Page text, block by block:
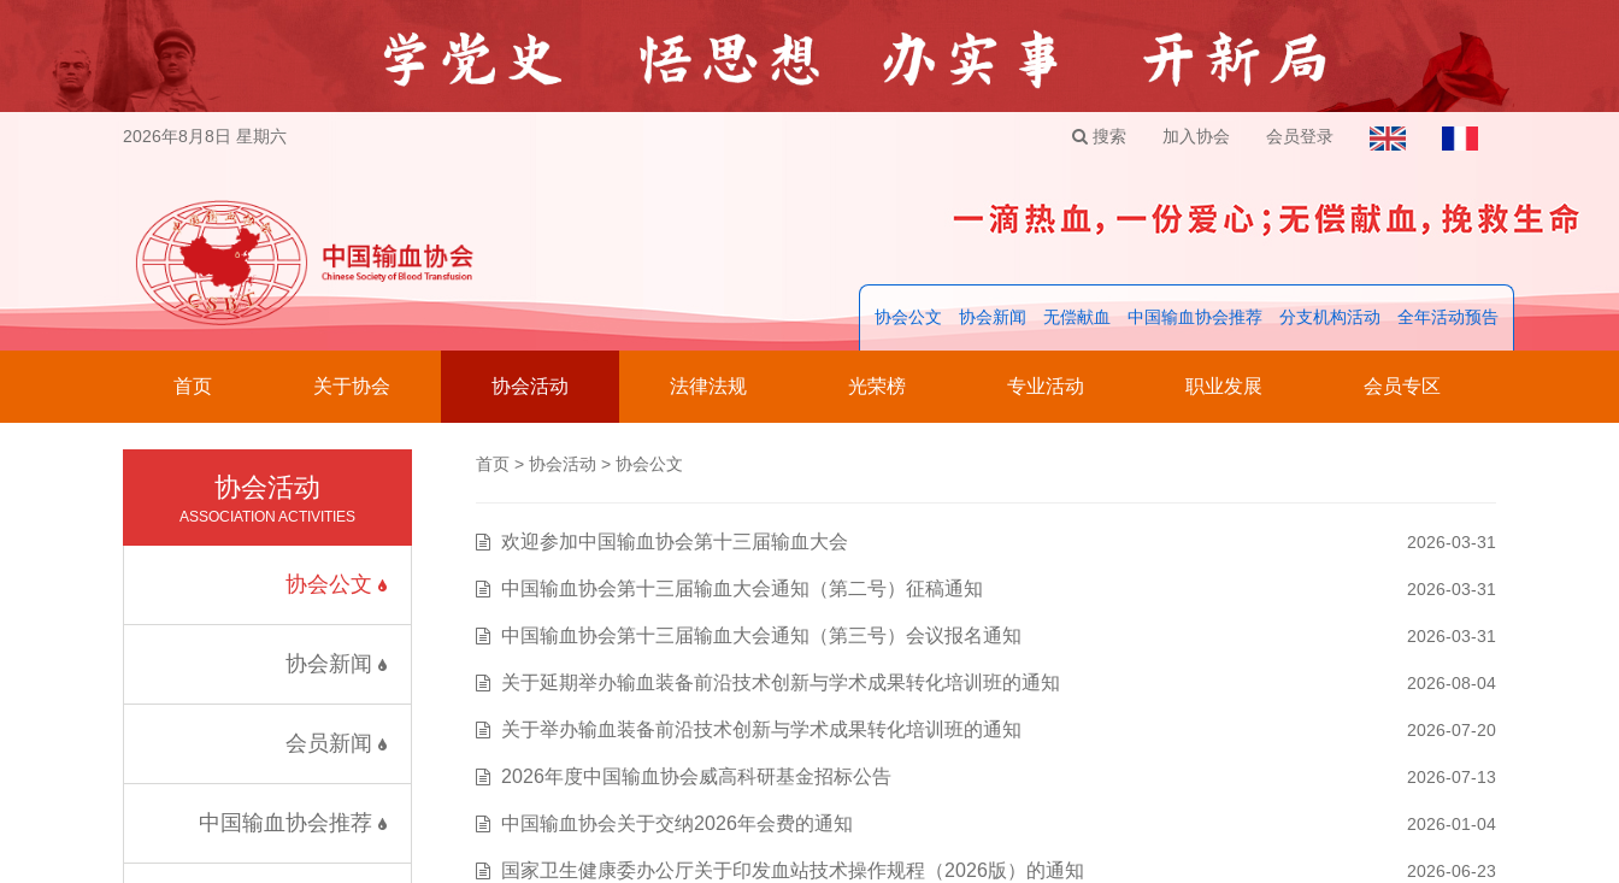
2026年8月8日 星期六 搜索 加入协会 会员登录
协会公文 协会新闻 无偿献血 中国输血协会推荐 分支机构活动 全年活动预告
首页 关于协会 协会活动 法律法规 光荣榜 专业活动 职业发展 会员专区
协会活动
ASSOCIATION ACTIVITIES
协会公文
协会新闻
会员新闻
中国输血协会推荐
首页> 协会活动 > 协会公文
欢迎参加中国输血协会第十三届输血大会 2026-03-31
中国输血协会第十三届输血大会通知（第二号）征稿通知 2026-03-31
中国输血协会第十三届输血大会通知（第三号）会议报名通知 2026-03-31
关于延期举办输血装备前沿技术创新与学术成果转化培训班的通知 2026-08-04
关于举办输血装备前沿技术创新与学术成果转化培训班的通知 2026-07-20
2026年度中国输血协会威高科研基金招标公告 2026-07-13
中国输血协会关于交纳2026年会费的通知 2026-01-04
国家卫生健康委办公厅关于印发血站技术操作规程（2026版）的通知 2026-06-23